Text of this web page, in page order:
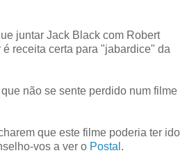
juntar Jack Black com Robert
receita certa para "jabardice" da
não se sente perdido num filme
que este filme poderia ter ido
vos a ver o Postal .